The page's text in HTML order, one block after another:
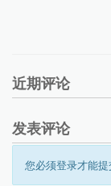
近期评论
发表评论
您必须登录才能提